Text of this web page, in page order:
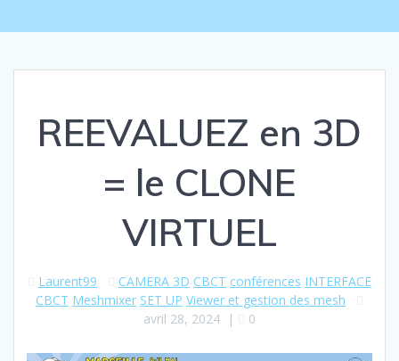
REEVALUEZ en 3D
= le CLONE
VIRTUEL
Laurent99 CAMERA 3D CBCT conférences INTERFACE
CBCT Meshmixer SET UP Viewer et gestion des mesh
avril 28, 2024 | 0